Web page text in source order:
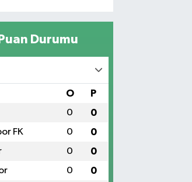
Durumu
O P
0 0
FK 0 0
0 0
0 0